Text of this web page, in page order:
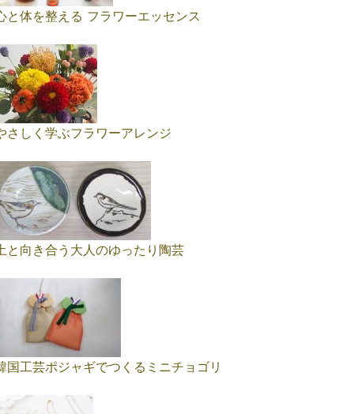
と体を整える フラワーエッセンス
さしく学ぶフラワーアレンジ
と向き合う大人のゆったり陶芸
国工芸ポジャギでつくるミニチョゴリ